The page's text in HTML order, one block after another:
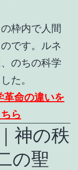
枠内で人間
です。ルネ
のちの科学
た。
革命の違いを
ら
神の秩
の聖